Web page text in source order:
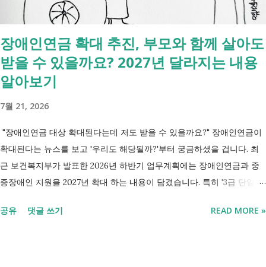
장애인연금 확대 추진, 부모와 함께 살아도
받을 수 있을까요? 2027년 달라지는 내용
알아보기
7월 21, 2026
"장애인연금 대상 확대된다는데 저도 받을 수 있을까요?" 장애인연금이
확대된다는 뉴스를 보고 '우리도 해당될까?'부터 궁금하셨을 겁니다. 최
근 보건복지부가 발표한 2026년 하반기 업무계획에는 장애인연금과 중
증장애인 지원을 2027년 확대 하는 내용이 담겼습니다. 특히 '3급 단일장
포함되면서 많은 분들이 관심을 갖고 있습니다. 이번 글에서는 장애인과
공유 댓글 쓰기 READ MORE »